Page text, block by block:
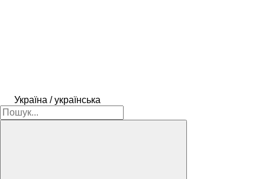
Україна / українська